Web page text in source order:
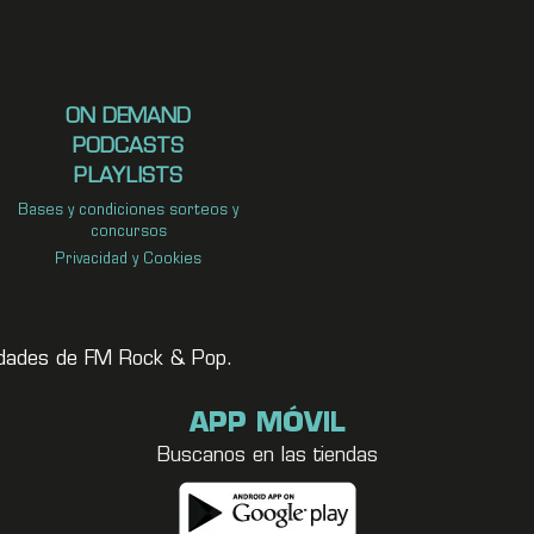
ON DEMAND
PODCASTS
PLAYLISTS
Bases y condiciones sorteos y
concursos
Privacidad y Cookies
de FM Rock & Pop.
APP MÓVIL
Buscanos en las tiendas